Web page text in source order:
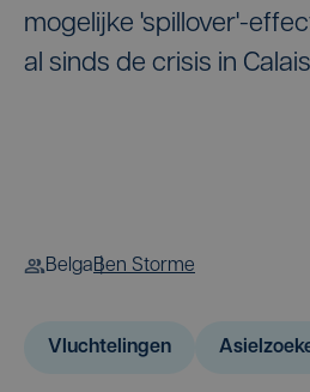
mogelijke 'spillover'-
al sinds de crisis in
BelgaBen Storme
Vluchtelingen